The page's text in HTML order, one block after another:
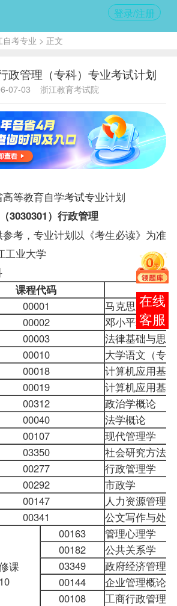
登录/注册
自考专业 > 正文
政管理（专科）专业考试计划
07-03 浙江教育考试院
等教育自学考试专业计划
（3030301）行政管理
考，专业计划以《考生必读》为准
业大学
课程代码
00001
马克思主义哲
00002
邓小平理论概论
00003
法律基础与思
00010 大学语文 （专）
00018
计算机应用基础
00019
计算机应用基
00312
政治学概论
00040
法学概论
00107
现代管理学
03350
社会研究方法
00277
行政管理学
00292
市政学
00147
人力资源管理
00341 公文写作与处理
课
10
00163
管理心理学
00182
公共关系学
03349
政府经济管理
00144
企业管理概论
00108
工商行政管理
报考
咨询